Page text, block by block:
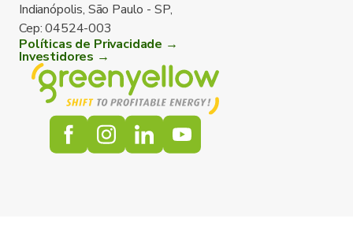
Indianópolis, São Paulo - SP,
Cep: 04524-003
Políticas de Privacidade →
Investidores →